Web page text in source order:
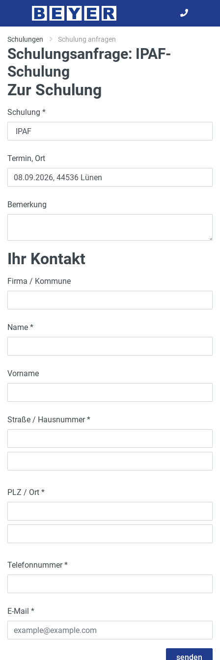
Schulungen Schulung anfragen
Schulungsanfrage: IPAF-
Schulung
Zur Schulung
Schulung *
Termin, Ort
Bemerkung
Ihr Kontakt
Firma / Kommune
Name *
Vorname
Straße / Hausnummer *
PLZ / Ort *
Telefonnummer *
E-Mail *
senden